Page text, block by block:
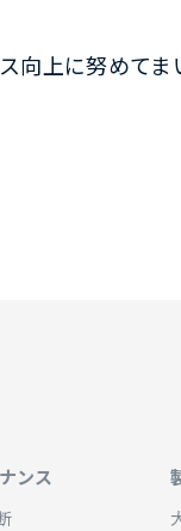
上に努めてま
ンス